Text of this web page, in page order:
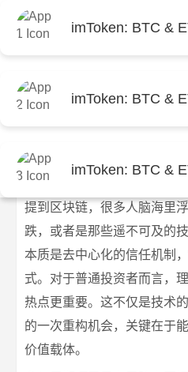
imToken: BTC &
imToken: BTC &
imToken: BTC &
首页
普通人如何利用区
普通人如何利用区块链实现财
提到区块链，很多人脑海里
跌，或者是那些遥不可及的
本质是去中心化的信任机制
式。对于普通投资者而言，
热点更重要。这不仅是技术
的一次重构机会，关键在于
价值载体。